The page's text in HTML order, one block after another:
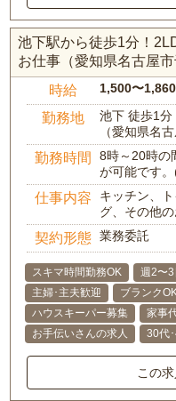
池下駅から徒歩1分！
お仕事（愛知県名古屋市
時給 1,500〜
勤務地
池下 徒歩1分
（愛知県名
勤務時間
8時～20時の
が可能です
仕事内容
キッチン、
グ、その他
契約形態 業務委託
スキマ時間勤務OK 週2〜
主婦･主夫歓迎
ブランク
ハウスキーパー募集
家事
お手伝いさんの求人
30代
この